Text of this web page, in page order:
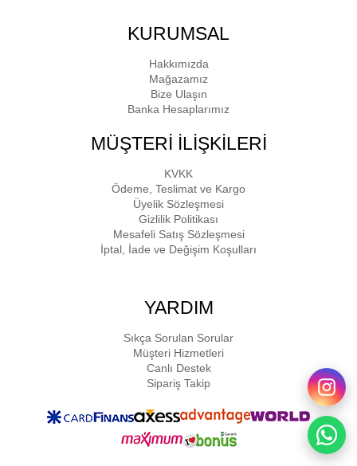
KURUMSAL
Hakkımızda
Mağazamız
Bize Ulaşın
Banka Hesaplarımız
MÜŞTERİ İLİŞKİLERİ
KVKK
Ödeme, Teslimat ve Kargo
Üyelik Sözleşmesi
Gizlilik Politikası
Mesafeli Satış Sözleşmesi
İptal, İade ve Değişim Koşulları
YARDIM
Sıkça Sorulan Sorular
Müşteri Hizmetleri
Canlı Destek
Sipariş Takip